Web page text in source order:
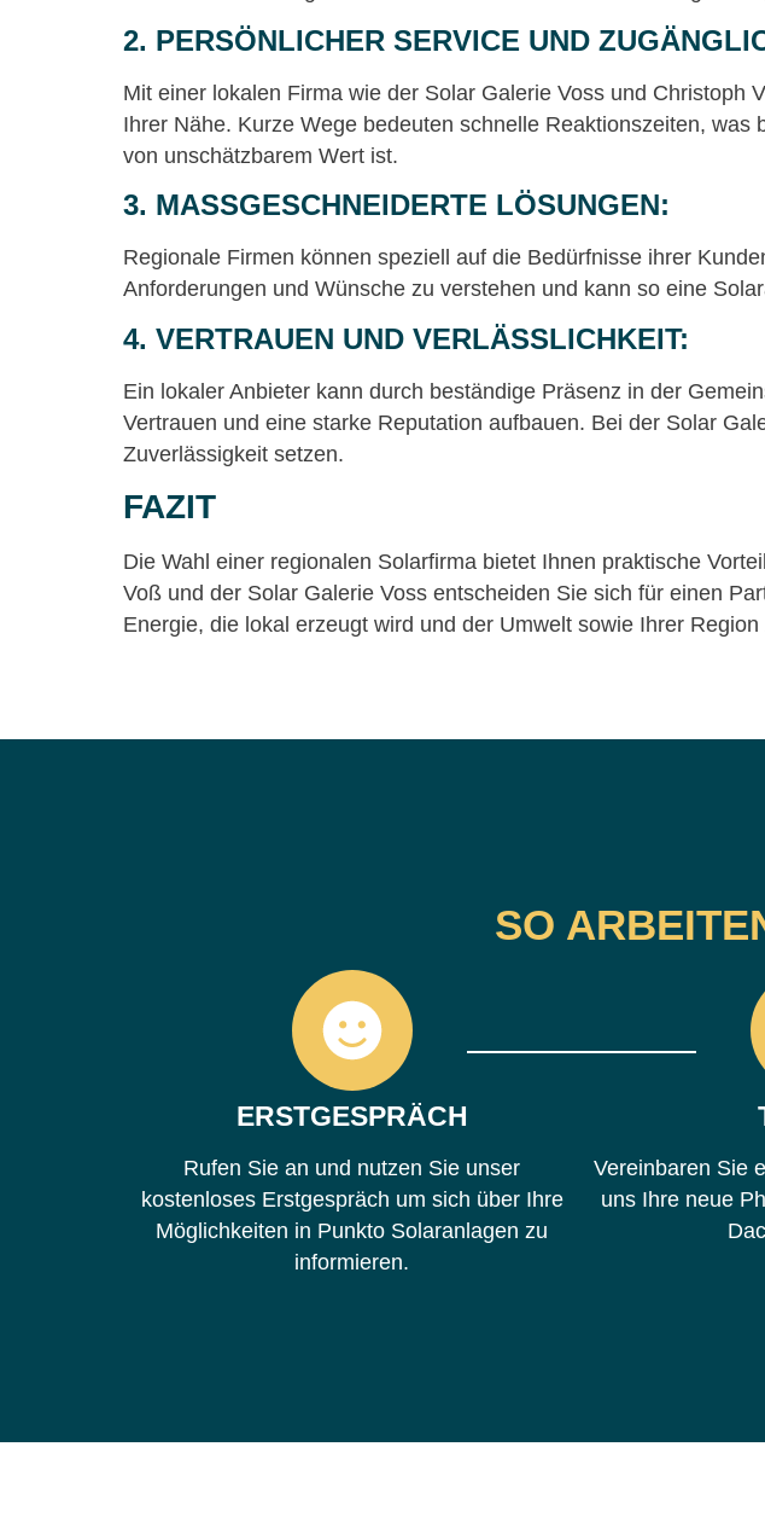
2. PERSÖNLICHER SERVICE UND
Mit einer lokalen Firma wie der Solar Galerie Voss und Christoph
Ihrer Nähe. Kurze Wege bedeuten schnelle Reaktionszeiten,
von unschätzbarem Wert ist.
3. MASSGESCHNEIDERTE LÖSUNGEN:
Regionale Firmen können speziell auf die Bedürfnisse ihrer
Anforderungen und Wünsche zu verstehen und kann so eine
4. VERTRAUEN UND VERLÄSSLICHKEIT:
Ein lokaler Anbieter kann durch beständige Präsenz in der
Vertrauen und eine starke Reputation aufbauen. Bei der Solar
Zuverlässigkeit setzen.
FAZIT
Die Wahl einer regionalen Solarfirma bietet Ihnen praktische
Voß und der Solar Galerie Voss entscheiden Sie sich für einen
Energie, die lokal erzeugt wird und der Umwelt sowie Ihrer
SO
ERSTGESPRÄCH
Rufen Sie an und nutzen Sie unser
kostenloses Erstgespräch um sich über Ihre
Möglichkeiten in Punkto Solaranlagen zu
informieren.
Vereinbaren Sie
uns Ihre neue